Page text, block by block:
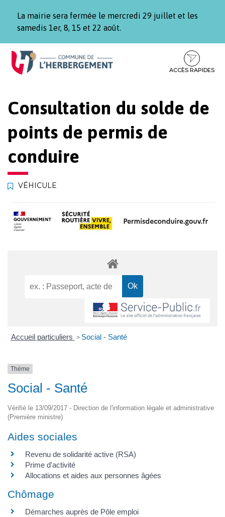
La mairie sera fermée le mercredi 29 juillet et les
samedis 1er, 8, 15 et 22 août.
Aller
Aller
contenu
Aller
pied
ACCÈS RAPIDES
Consultation du solde de
points de permis de
conduire
VÉHICULE
Accueil particuliers > Social - Santé
Thème
Social - Santé
Vérifié le 13/09/2017 - Direction de l'information légale et administrative
(Première ministre)
Aides sociales
Revenu de solidarité active (RSA)
Prime d'activité
Allocations et aides aux personnes âgées
Chômage
Démarches auprès de Pôle emploi